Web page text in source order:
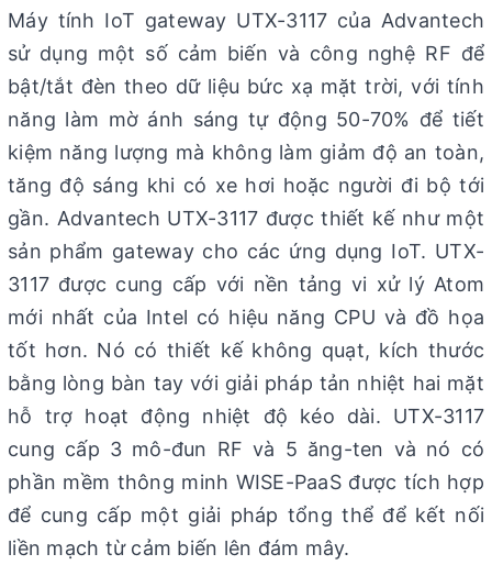
Máy tính IoT gateway UTX-3117 của Advantech
sử dụng một số cảm biến và công nghệ RF để
bật/tắt đèn theo dữ liệu bức xạ mặt trời, với tính
năng làm mờ ánh sáng tự động 50-70% để tiết
kiệm năng lượng mà không làm giảm độ an toàn,
tăng độ sáng khi có xe hơi hoặc người đi bộ tới
gần. Advantech UTX-3117 được thiết kế như một
sản phẩm gateway cho các ứng dụng IoT. UTX-
3117 được cung cấp với nền tảng vi xử lý Atom
mới nhất của Intel có hiệu năng CPU và đồ họa
tốt hơn. Nó có thiết kế không quạt, kích thước
bằng lòng bàn tay với giải pháp tản nhiệt hai mặt
hỗ trợ hoạt động nhiệt độ kéo dài. UTX-3117
cung cấp 3 mô-đun RF và 5 ăng-ten và nó có
phần mềm thông minh WISE-PaaS được tích hợp
để cung cấp một giải pháp tổng thể để kết nối
liền mạch từ cảm biến lên đám mây.